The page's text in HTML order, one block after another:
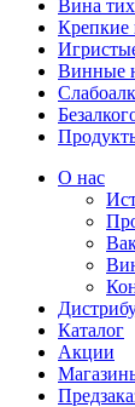
Вина
Крепкие
Винные
О нас
Каталог
Акции